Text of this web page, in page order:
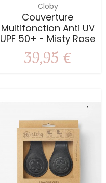
Cloby
Couverture
Multifonction Anti UV
UPF 50+ - Misty Rose
39,95 €